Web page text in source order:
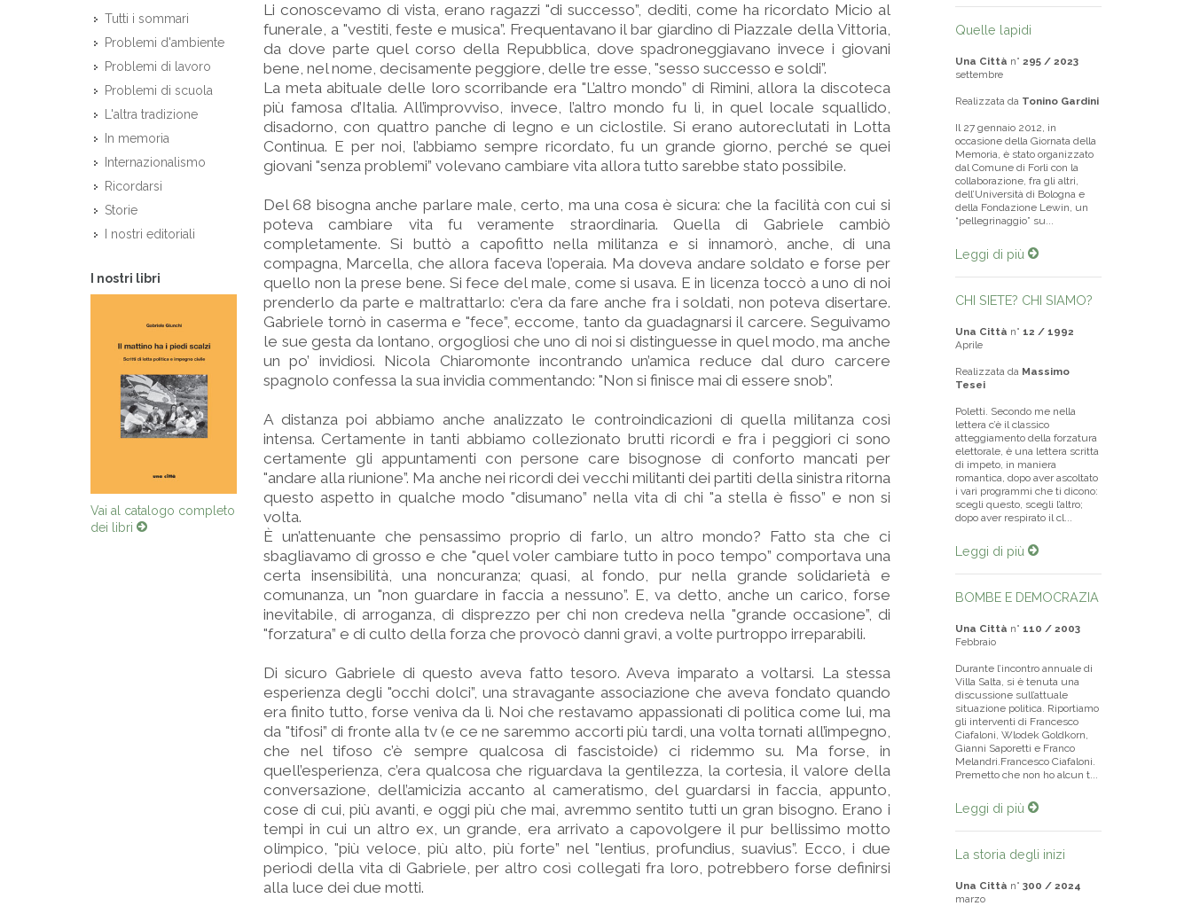
Tutti i sommari
Problemi d'ambiente
Problemi di lavoro
Problemi di scuola
L'altra tradizione
In memoria
Internazionalismo
Ricordarsi
Storie
I nostri editoriali
I nostri libri
Vai al catalogo completo
dei libri
Li conoscevamo di vista, erano ragazzi "di successo”, dediti, come ha ricordato Micio al
funerale, a "vestiti, feste e musica”. Frequentavano il bar giardino di Piazzale della Vittoria,
da dove parte quel corso della Repubblica, dove spadroneggiavano invece i giovani
bene, nel nome, decisamente peggiore, delle tre esse, "sesso successo e soldi”.
La meta abituale delle loro scorribande era "L’altro mondo” di Rimini, allora la discoteca
più famosa d’Italia. All’improvviso, invece, l’altro mondo fu lì, in quel locale squallido,
disadorno, con quattro panche di legno e un ciclostile. Si erano autoreclutati in Lotta
Continua. E per noi, l’abbiamo sempre ricordato, fu un grande giorno, perché se quei
giovani "senza problemi” volevano cambiare vita allora tutto sarebbe stato possibile.
Del 68 bisogna anche parlare male, certo, ma una cosa è sicura: che la facilità con cui si
poteva cambiare vita fu veramente straordinaria. Quella di Gabriele cambiò
completamente. Si buttò a capofitto nella militanza e si innamorò, anche, di una
compagna, Marcella, che allora faceva l’operaia. Ma doveva andare soldato e forse per
quello non la prese bene. Si fece del male, come si usava. E in licenza toccò a uno di noi
prenderlo da parte e maltrattarlo: c’era da fare anche fra i soldati, non poteva disertare.
Gabriele tornò in caserma e "fece”, eccome, tanto da guadagnarsi il carcere. Seguivamo
le sue gesta da lontano, orgogliosi che uno di noi si distinguesse in quel modo, ma anche
un po’ invidiosi. Nicola Chiaromonte incontrando un’amica reduce dal duro carcere
spagnolo confessa la sua invidia commentando: "Non si finisce mai di essere snob”.
A distanza poi abbiamo anche analizzato le controindicazioni di quella militanza così
intensa. Certamente in tanti abbiamo collezionato brutti ricordi e fra i peggiori ci sono
certamente gli appuntamenti con persone care bisognose di conforto mancati per
"andare alla riunione”. Ma anche nei ricordi dei vecchi militanti dei partiti della sinistra ritorna
questo aspetto in qualche modo "disumano” nella vita di chi "a stella è fisso” e non si
volta.
È un’attenuante che pensassimo proprio di farlo, un altro mondo? Fatto sta che ci
sbagliavamo di grosso e che "quel voler cambiare tutto in poco tempo” comportava una
certa insensibilità, una noncuranza; quasi, al fondo, pur nella grande solidarietà e
comunanza, un "non guardare in faccia a nessuno”. E, va detto, anche un carico, forse
inevitabile, di arroganza, di disprezzo per chi non credeva nella "grande occasione”, di
"forzatura” e di culto della forza che provocò danni gravi, a volte purtroppo irreparabili.
Di sicuro Gabriele di questo aveva fatto tesoro. Aveva imparato a voltarsi. La stessa
esperienza degli "occhi dolci”, una stravagante associazione che aveva fondato quando
era finito tutto, forse veniva da lì. Noi che restavamo appassionati di politica come lui, ma
da "tifosi” di fronte alla tv (e ce ne saremmo accorti più tardi, una volta tornati all’impegno,
che nel tifoso c’è sempre qualcosa di fascistoide) ci ridemmo su. Ma forse, in
quell’esperienza, c’era qualcosa che riguardava la gentilezza, la cortesia, il valore della
conversazione, dell’amicizia accanto al cameratismo, del guardarsi in faccia, appunto,
cose di cui, più avanti, e oggi più che mai, avremmo sentito tutti un gran bisogno. Erano i
tempi in cui un altro ex, un grande, era arrivato a capovolgere il pur bellissimo motto
olimpico, "più veloce, più alto, più forte” nel "lentius, profundius, suavius”. Ecco, i due
periodi della vita di Gabriele, per altro così collegati fra loro, potrebbero forse definirsi
alla luce dei due motti.
Quelle lapidi
Una Città n° 295 / 2023
settembre
Realizzata da Tonino Gardini
Il 27 gennaio 2012, in
occasione della Giornata della
Memoria, è stato organizzato
dal Comune di Forlì con la
collaborazione, fra gli altri,
dell’Università di Bologna e
della Fondazione Lewin, un
“pellegrinaggio” su...
Leggi di più
CHI SIETE? CHI SIAMO?
Una Città n° 12 / 1992
Aprile
Realizzata da Massimo
Tesei
Poletti. Secondo me nella
lettera c’è il classico
atteggiamento della forzatura
elettorale, è una lettera scritta
di impeto, in maniera
romantica, dopo aver ascoltato
i vari programmi che ti dicono:
scegli questo, scegli l’altro;
dopo aver respirato il cl...
Leggi di più
BOMBE E DEMOCRAZIA
Una Città n° 110 / 2003
Febbraio
Durante l’incontro annuale di
Villa Salta, si è tenuta una
discussione sull’attuale
situazione politica. Riportiamo
gli interventi di Francesco
Ciafaloni, Wlodek Goldkorn,
Gianni Saporetti e Franco
Melandri.Francesco Ciafaloni.
Premetto che non ho alcun t...
Leggi di più
La storia degli inizi
Una Città n° 300 / 2024
marzo